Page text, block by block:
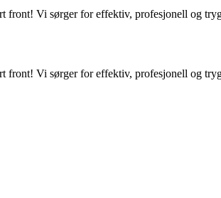
Vi sørger for effektiv, profesjonell og
Vi sørger for effektiv, profesjonell og